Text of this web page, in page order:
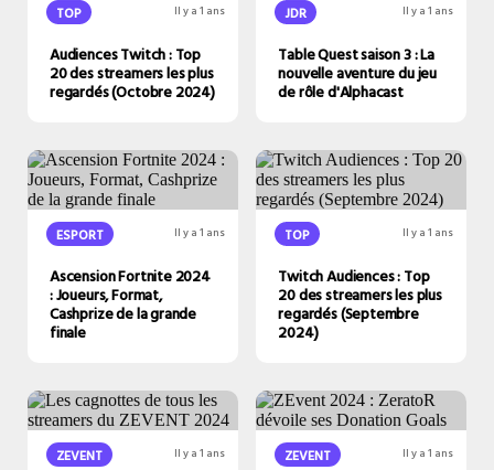
TOP Il y a 1 ans
Audiences Twitch : Top
20 des streamers les plus
regardés (Octobre 2024)
JDR Il y a 1 ans
Table Quest saison 3 : La
nouvelle aventure du jeu
de rôle d'Alphacast
ESPORT Il y a 1 ans
Ascension Fortnite 2024
: Joueurs, Format,
Cashprize de la grande
finale
TOP Il y a 1 ans
Twitch Audiences : Top
20 des streamers les plus
regardés (Septembre
2024)
ZEVENT Il y a 1 ans ZEVENT Il y a 1 ans